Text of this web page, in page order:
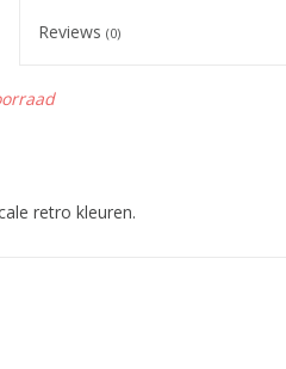
Reviews (0)
retro kleuren.
en wax je board uniek